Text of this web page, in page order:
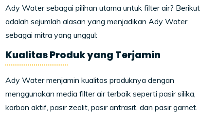
Ady Water sebagai pilihan utama untuk filter air? Berikut
adalah sejumlah alasan yang menjadikan Ady Water
sebagai mitra yang unggul:
Kualitas Produk yang Terjamin
Ady Water menjamin kualitas produknya dengan
menggunakan media filter air terbaik seperti pasir silika,
karbon aktif, pasir zeolit, pasir antrasit, dan pasir garnet.